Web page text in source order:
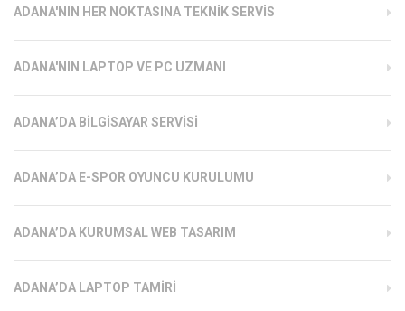
ADANA'NIN HER NOKTASINA TEKNIK SERVIS
ADANA'NIN LAPTOP VE PC UZMANI
ADANA’DA BILGISAYAR SERVISI
ADANA’DA E-SPOR OYUNCU KURULUMU
ADANA’DA KURUMSAL WEB TASARIM
ADANA’DA LAPTOP TAMIRI